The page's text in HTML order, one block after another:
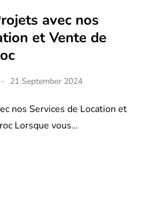
avec nos
et Vente de
21 September 2024
nos Services de Location et
Lorsque vous…